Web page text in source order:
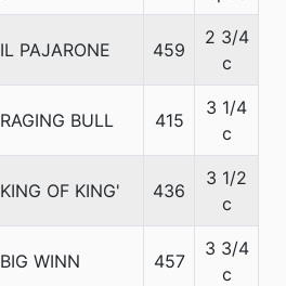
IL PAJARONE 459
2 3/4
c
RAGING BULL 415
3 1/4
c
KING OF KING' 436
3 1/2
c
BIG WINN 457
3 3/4
c